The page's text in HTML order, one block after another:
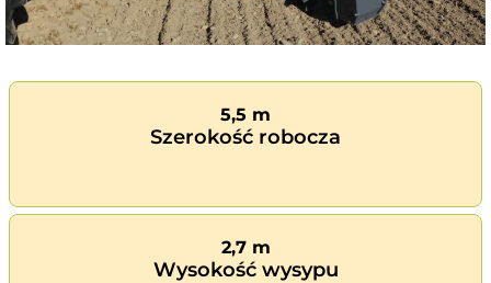
5,5 m
Szerokość robocza
2,7 m
Wysokość wysypu